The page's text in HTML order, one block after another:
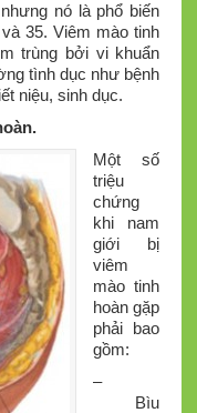
nó là phổ biến
35. Viêm mào tinh
trùng bởi vi khuẩn
tình dục như bệnh
niệu, sinh dục.
Một số
triệu
chứng
khi nam
giới bị
viêm
mào tinh
hoàn gặp
phải bao
gồm:
–
Bìu